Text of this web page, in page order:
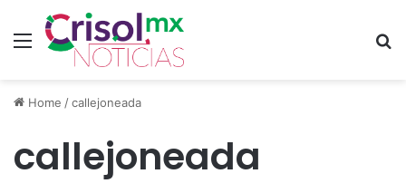
Menu
Home /callejoneada
callejoneada